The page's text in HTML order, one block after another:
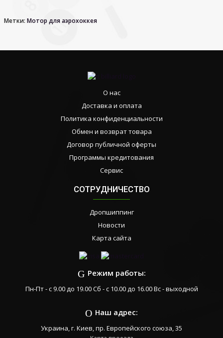
Метки: Мотор для аэрохоккея
О нас
Доставка и оплата
Политика конфиденциальности
Обмен и возврат товара
Договор публичной оферты
Программы кредитования
Сервис
СОТРУДНИЧЕСТВО
Дропшиппинг
Новости
Карта сайта
Режим работы:
Пн-Пт - с 9.00 до 19.00 Сб - с 10.00 до 16.00 Вс - выходной
Наш адрес:
Украина, г. Киев, пр. Европейского союза, 35